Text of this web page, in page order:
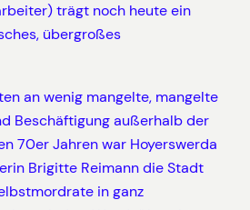
trägt noch heute ein
übergroßes
an wenig mangelte, mangelte
Beschäftigung außerhalb der
70er Jahren war Hoyerswerda
Brigitte Reimann die Stadt
in ganz